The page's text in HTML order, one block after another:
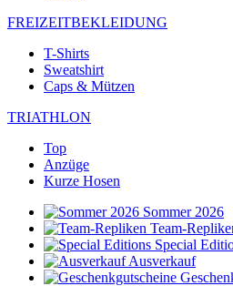
FREIZEITBEKLEIDUNG
T-Shirts
Sweatshirt
Caps & Mützen
TRIATHLON
Top
Anzüge
Kurze Hosen
Sommer 2026
Team-
Special
Ausverkauf